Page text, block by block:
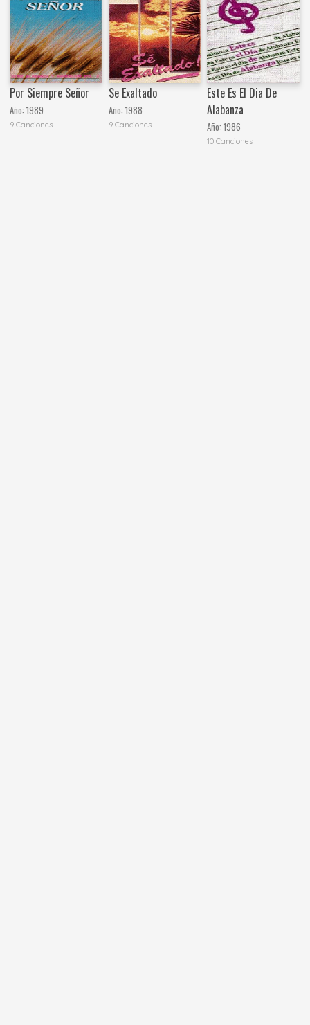
Por Siempre Señor
Año:1989
9 Canciones
Se Exaltado
Año: 1988
9 Canciones
Este Es El Dia De
Alabanza
Año:1986
10 Canciones